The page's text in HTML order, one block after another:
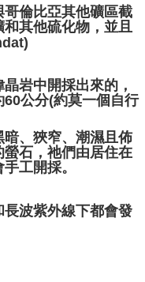
倫比亞其他礦區截
其他硫化物，並且
岩中開採出來的，
公分(約莫一個自行
、狹窄、潮濕且佈
石，祂們由居住在
工開採。
波紫外線下都會發